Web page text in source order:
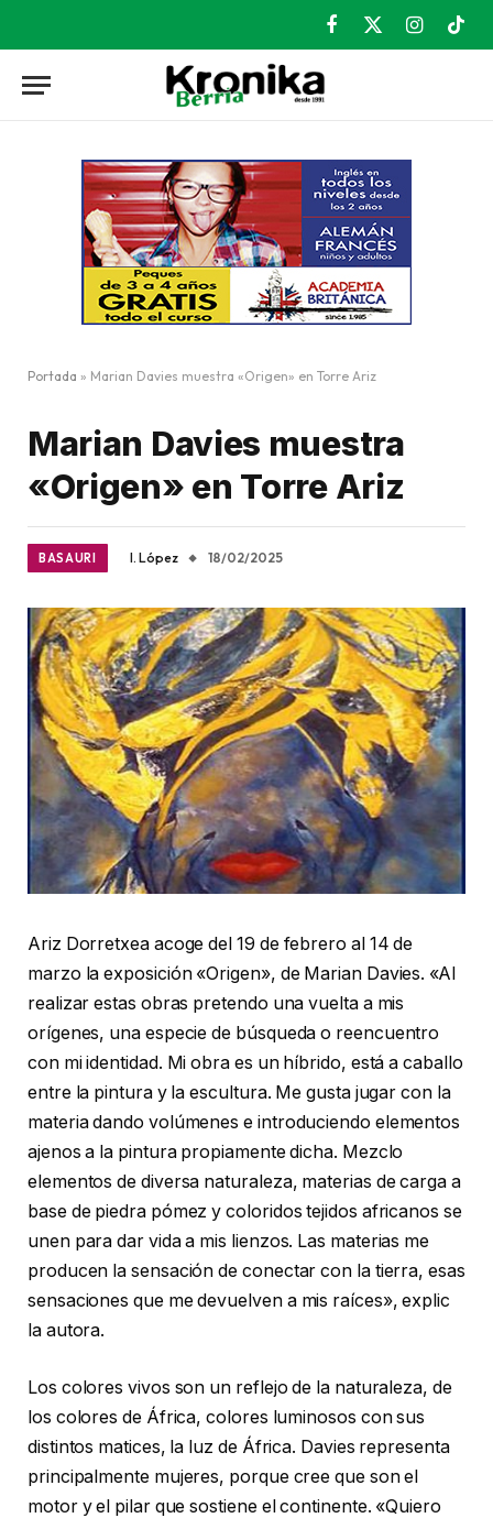
Facebook
X
Instagram
Portada » Marian Davies muestra «Origen» en Torre Ariz
Marian Davies muestra
«Origen» en Torre Ariz
BASAURI I. López 18/02/2025
Ariz Dorretxea acoge del 19 de febrero al 14 de
marzo la exposición «Origen», de Marian Davies. «Al
realizar estas obras pretendo una vuelta a mis
orígenes, una especie de búsqueda o reencuentro
con mi identidad. Mi obra es un híbrido, está a caballo
entre la pintura y la escultura. Me gusta jugar con la
materia dando volúmenes e introduciendo elementos
ajenos a la pintura propiamente dicha. Mezclo
elementos de diversa naturaleza, materias de carga a
base de piedra pómez y coloridos tejidos africanos se
unen para dar vida a mis lienzos. Las materias me
producen la sensación de conectar con la tierra, esas
sensaciones que me devuelven a mis raíces», explic
la autora.
Los colores vivos son un reflejo de la naturaleza, de
los colores de África, colores luminosos con sus
distintos matices, la luz de África. Davies representa
principalmente mujeres, porque cree que son el
motor y el pilar que sostiene el continente. «Quiero